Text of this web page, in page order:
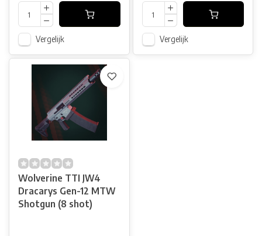
Vergelijk Vergelijk
Wolverine TTI JW4
Dracarys Gen-12 MTW
Shotgun (8 shot)